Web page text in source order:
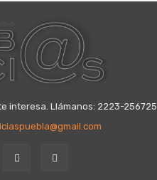
interesa. Llámanos: 2223-256725